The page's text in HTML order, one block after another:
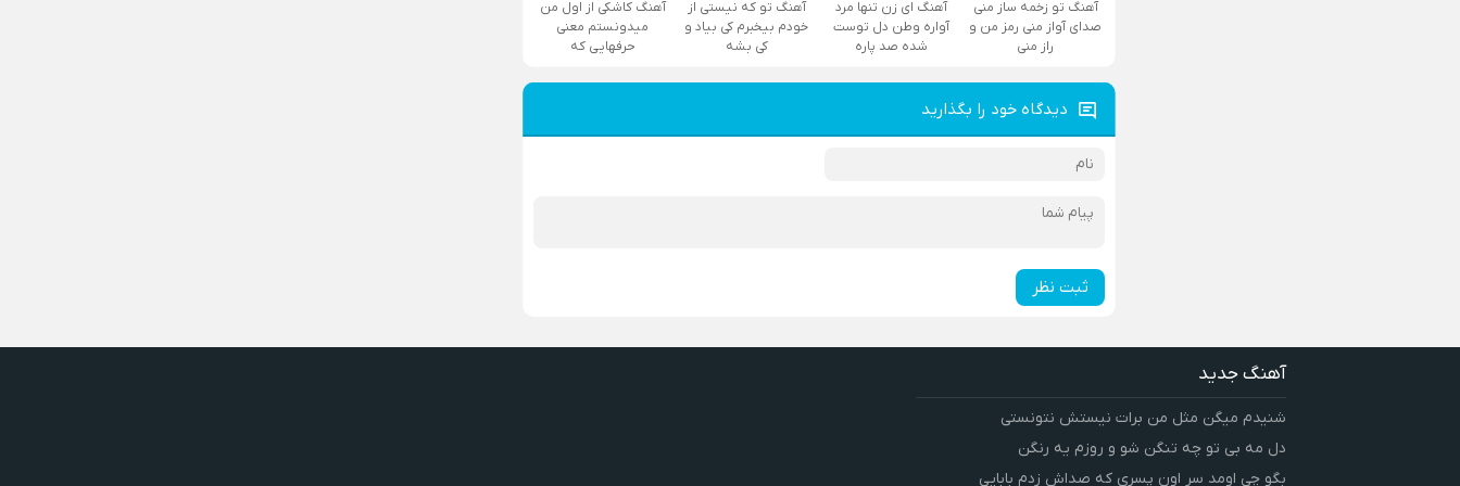
آهنگ تو زخمه ساز منی
صدای آواز منی رمز من و
راز منی
آهنگ ای زن تنها مرد
آواره وطن دل توست
شده صد پاره
آهنگ تو که نیستی از
خودم بیخبرم کی بیاد و
کی بشه
آهنگ کاشکی از اول من
میدونستم معنی
حرفهایی که
دیدگاه خود را بگذارید
ثبت نظر
آهنگ جدید
شنیدم میگن مثل من برات نیستش نتونستی
دل مه بی تو چه تنگن شو و روزم یه رنگن
بگو چی اومد سر اون پسری که صداش زدم بابایی